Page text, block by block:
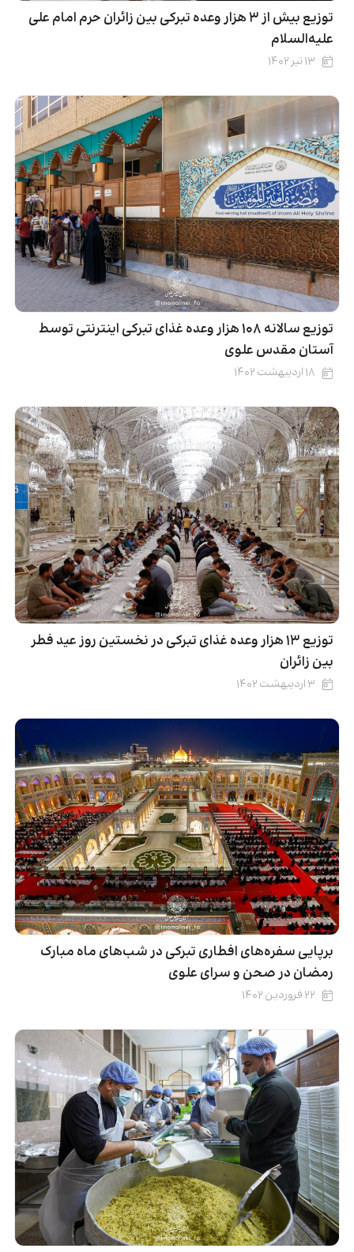
توزیع بیش از ۳ هزار وعده تبرکی بین زائران حرم امام علی
علیه‌السلام
۱۳ تیر ۱۴۰۲
توزیع سالانه ۱۰۸ هزار وعده غذای تبرکی اینترنتی توسط
آستان مقدس علوی
۱۸ اردیبهشت ۱۴۰۲
توزیع ۱۳ هزار وعده‌ غذای تبرکی در نخستین روز عید فطر
بین زائران
۳ اردیبهشت ۱۴۰۲
برپایی سفره‌های افطاری تبرکی در شب‌های ماه مبارک
رمضان در صحن و سرای علوی
۲۲ فروردین ۱۴۰۲